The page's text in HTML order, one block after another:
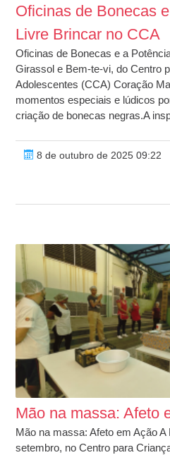
Oficinas de Bonecas
Livre Brincar no CCA
Oficinas de Bonecas e a
Girassol e Bem-te-vi, do Centro
Adolescentes (CCA) Coração
momentos especiais e lúdicos
criação de bonecas negras.A
8 de outubro de 2025 09:22
Mão na massa: Afeto
Mão na massa: Afeto em Ação
setembro, no Centro para